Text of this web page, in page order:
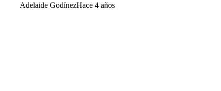
Adelaide GodínezHace 4 años